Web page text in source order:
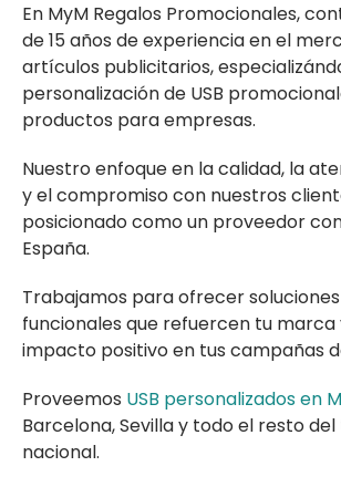
En MyM Regalos Promocionales,
de 15 años de experiencia en el
artículos publicitarios,
personalización de USB
productos para empresas.
Nuestro enfoque en la calidad, la
y el compromiso con nuestros
posicionado como un proveedor
España.
Trabajamos para ofrecer
funcionales que refuercen tu marca
impacto positivo en tus campañas
Proveemos USB personalizados en
Barcelona, Sevilla y todo el resto
nacional.